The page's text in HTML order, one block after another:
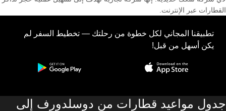
القطارات عبر الإنترنت.
تطبيقنا المجاني لكل خطوة من رحلتك — تخطيط السفر لم
يكن أسهل من قبل!
جدول مواعيد قطارات من دوسلدورف إلى